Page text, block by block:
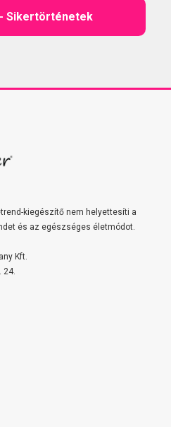
Sikertörténetek
kiegészítő nem helyettesíti a
és az egészséges életmódot.
Kft.
24.